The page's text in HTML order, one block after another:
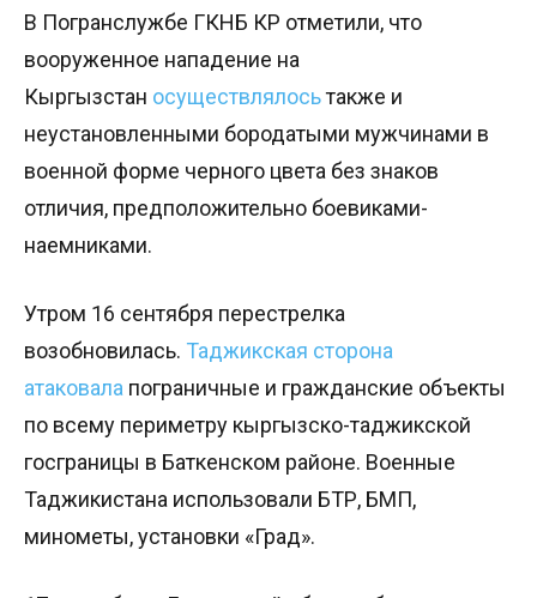
В Погранслужбе ГКНБ КР отметили, что
вооруженное нападение на
Кыргызстан осуществлялосьтакже и
неустановленными бородатыми мужчинами в
военной форме черного цвета без знаков
отличия, предположительно боевиками-
наемниками.
Утром 16 сентября перестрелка
возобновилась. Таджикская сторона
атаковала пограничные и гражданские объекты
по всему периметру кыргызско-таджикской
госграницы в Баткенском районе. Военные
Таджикистана использовали БТР, БМП,
минометы, установки «Град».